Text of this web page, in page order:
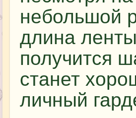
небольшой
длина
получится
станет
личный